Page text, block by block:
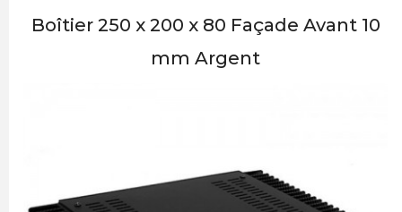
Boîtier 250 x 200 x 80 Façade Avant 10
mm Argent